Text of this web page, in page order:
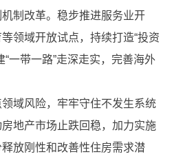
制改革。稳步推进服务业开
领域开放试点，持续打造“投资
一带一路”走深走实，完善海外
风险，牢牢守住不发生系统
地产市场止跌回稳，加力实施
放刚性和改善性住房需求潜